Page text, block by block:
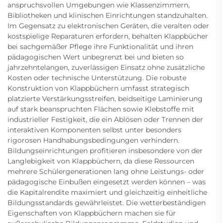
anspruchsvollen Umgebungen wie Klassenzimmern,
Bibliotheken und klinischen Einrichtungen standzuhalten.
Im Gegensatz zu elektronischen Geräten, die veralten oder
kostspielige Reparaturen erfordern, behalten Klappbücher
bei sachgemäßer Pflege ihre Funktionalität und ihren
pädagogischen Wert unbegrenzt bei und bieten so
jahrzehntelangen, zuverlässigen Einsatz ohne zusätzliche
Kosten oder technische Unterstützung. Die robuste
Konstruktion von Klappbüchern umfasst strategisch
platzierte Verstärkungsstreifen, beidseitige Laminierung
auf stark beanspruchten Flächen sowie Klebstoffe mit
industrieller Festigkeit, die ein Ablösen oder Trennen der
interaktiven Komponenten selbst unter besonders
rigorosen Handhabungsbedingungen verhindern.
Bildungseinrichtungen profitieren insbesondere von der
Langlebigkeit von Klappbüchern, da diese Ressourcen
mehrere Schülergenerationen lang ohne Leistungs- oder
pädagogische Einbußen eingesetzt werden können – was
die Kapitalrendite maximiert und gleichzeitig einheitliche
Bildungsstandards gewährleistet. Die wetterbeständigen
Eigenschaften von Klappbüchern machen sie für